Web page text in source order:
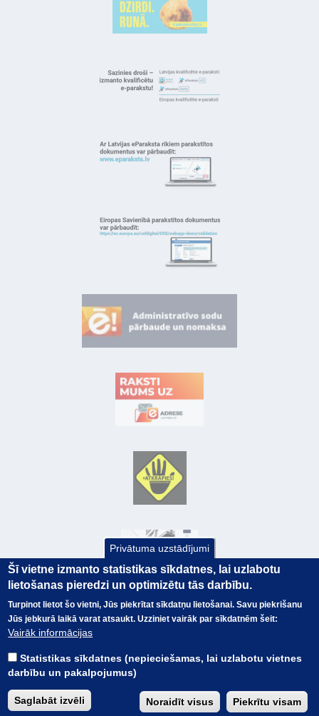
© Valsts kase 2017
Visas tiesības
EK GRĀMATVEDĪBAS KURSS
TERMINI
BUJ
PIEKĻŪSTAMĪBAS PAZIŅOJUMS
Privātuma uzstādījumi
Šī vietne izmanto statistikas sīkdatnes, lai uzlabotu
lietošanas pieredzi un optimizētu tās darbību.
Turpinot lietot šo vietni, Jūs piekrītat sīkdatņu lietošanai. Savu piekrišanu
Jūs jebkurā laikā varat atsaukt. Uzziniet vairāk par sīkdatnēm šeit:
Vairāk informācijas
Statistikas sīkdatnes (nepieciešamas, lai uzlabotu vietnes
darbību un pakalpojumus)
Saglabāt izvēli Noraidīt visus Piekrītu visam